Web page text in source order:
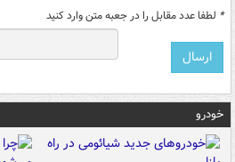
* لطفا عدد مقابل را در جعبه متن وارد کنید
خودرو